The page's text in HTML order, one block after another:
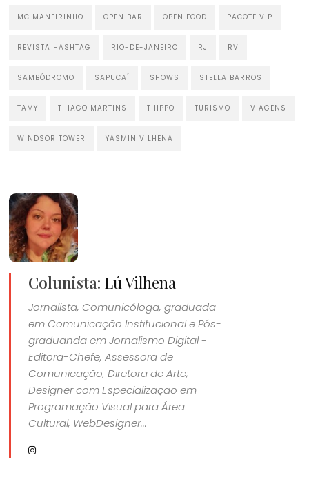
MC MANEIRINHO OPEN BAR OPEN FOOD PACOTE VIP
REVISTA HASHTAG RIO-DE-JANEIRO RJ RV
SAMBÓDROMO SAPUCAÍ SHOWS STELLA BARROS
TAMY THIAGO MARTINS THIPPO TURISMO VIAGENS
WINDSOR TOWER YASMIN VILHENA
Colunista: Lú Vilhena
Jornalista, Comunicóloga, graduada
em Comunicação Institucional e Pós-
graduanda em Jornalismo Digital -
Editora-Chefe, Assessora de
Comunicação, Diretora de Arte;
Designer com Especialização em
Programação Visual para Área
Cultural, WebDesigner...